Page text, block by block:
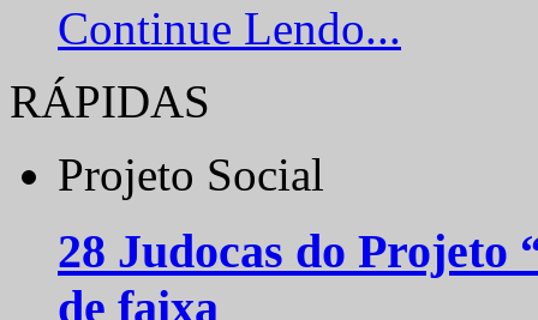
Continue Lendo...
RÁPIDAS
Projeto Social
28 Judocas do
de faixa